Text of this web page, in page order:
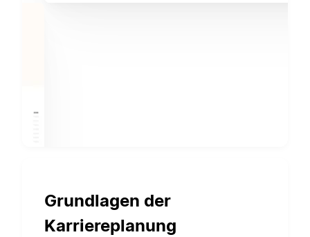
Grundlagen der
Karriereplanung